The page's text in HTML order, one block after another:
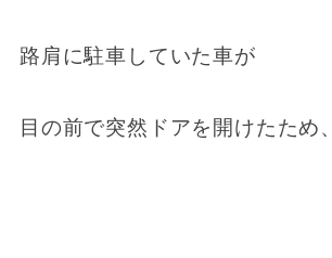
路肩に駐車していた車が
目の前で突然ドアを開けたため、